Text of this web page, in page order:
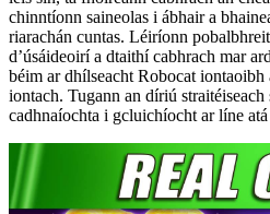
chinntíonn saineolas i ábhair a
riarachán cuntas. Léiríonn
d’úsáideoirí a dtaithí cabhrach mar
béim ar dhílseacht Robocat
iontach. Tugann an díriú
cadhnaíochta i gcluichíocht ar líne